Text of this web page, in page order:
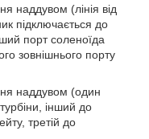
наддувом (лінія від
підключається до
порт соленоїда
зовнішнього порту
наддувом (один
інший до
третій до